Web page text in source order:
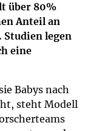
über 80%
Anteil an
Studien legen
eine
Babys nach
steht Modell